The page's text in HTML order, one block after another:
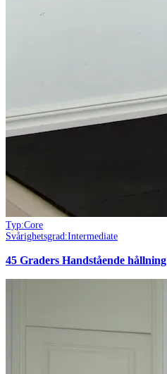
Typ:Core
Svårighetsgrad:Intermediate
45 Graders Handstående hållning